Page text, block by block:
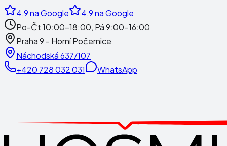
4,9na Google 4,9na Google
Po-Čt 10:00-18:00, Pá 9:00-16:00
Praha 9 - Horní Počernice
Náchodská 637/107
+420 728 032 031
WhatsApp